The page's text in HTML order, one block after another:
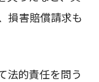
損害賠償請求も
法的責任を問う